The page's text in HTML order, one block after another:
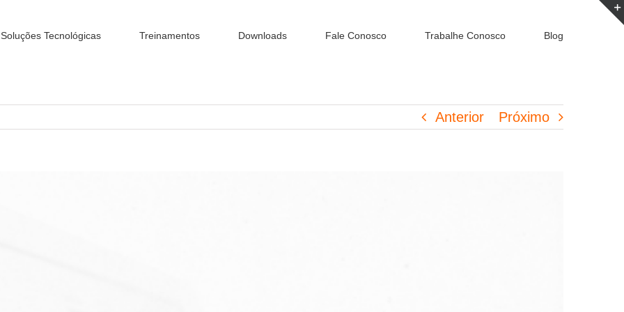
Soluções Tecnológicas Treinamentos Downloads Fale Conosco Trabalhe Conosco Blog
Anterior Próximo